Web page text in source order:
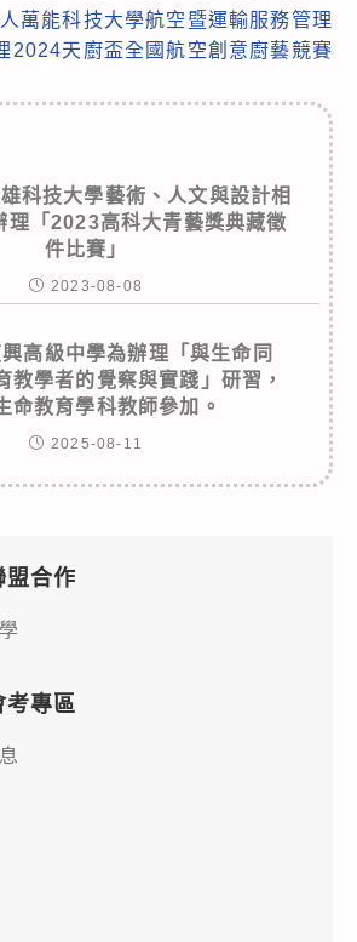
萬能科技大學航空暨運輸服務管理
2024天廚盃全國航空創意廚藝競賽
科技大學藝術、人文與設計相
理「2023高科大青藝獎典藏徵
件比賽」
2023-08-08
高級中學為辦理「與生命同
教學者的覺察與實踐」研習，
命教育學科教師參加。
2025-08-11
盟合作
考專區